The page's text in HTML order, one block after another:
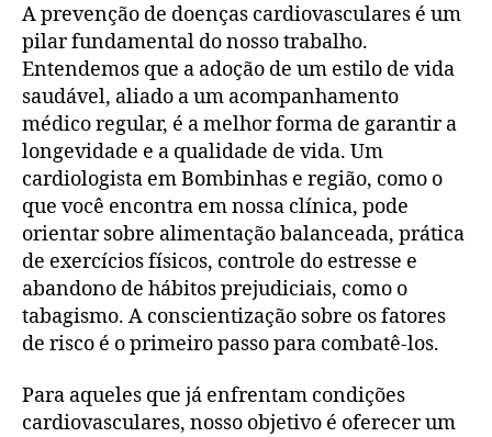
A prevenção de doenças cardiovasculares é um
pilar fundamental do nosso trabalho.
Entendemos que a adoção de um estilo de vida
saudável, aliado a um acompanhamento
médico regular, é a melhor forma de garantir a
longevidade e a qualidade de vida. Um
cardiologista em Bombinhas e região, como o
que você encontra em nossa clínica, pode
orientar sobre alimentação balanceada, prática
de exercícios físicos, controle do estresse e
abandono de hábitos prejudiciais, como o
tabagismo. A conscientização sobre os fatores
de risco é o primeiro passo para combatê-los.
Para aqueles que já enfrentam condições
cardiovasculares, nosso objetivo é oferecer um